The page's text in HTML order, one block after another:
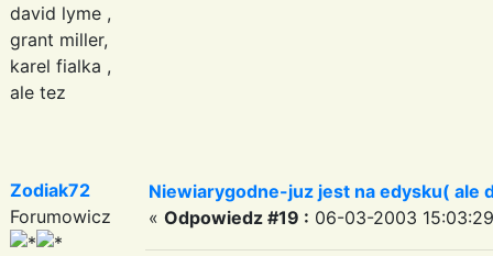
david lyme ,
grant miller,
karel fialka ,
ale tez
Zodiak72
Forumowicz
Niewiarygodne-juz jest na edysku( ale
« Odpowiedz #19 : 06-03-2003